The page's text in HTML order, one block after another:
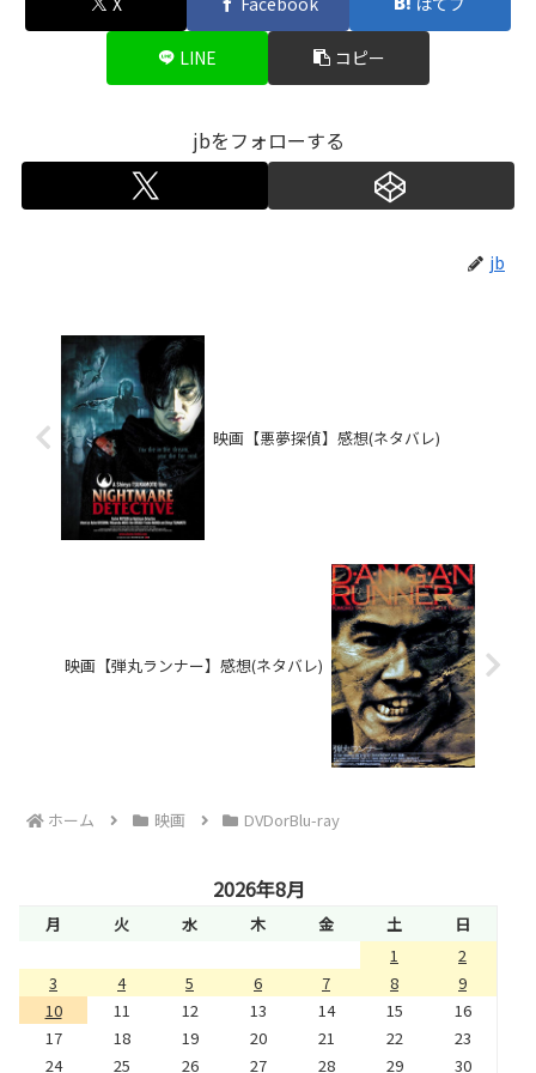
LINE コピー
jbをフォローする
jb
映画【悪夢探偵】感想(ネタバレ)
映画【弾丸ランナー】感想(ネタバレ)
ホーム 映画 DVDorBlu-ray
2026年8月
月 火 水 木 金 土
日
1
2
3
4 5 6 7 8
9
10
11 12 13 14 15
16
17
18 19 20 21 22
23
24
25 26 27 28 29 30